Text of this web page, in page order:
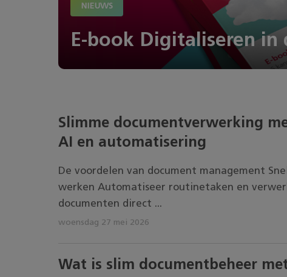
NIEUWS
E-book Digitaliseren
Slimme documentverwerking
AI en automatisering
De voordelen van document management
werken Automatiseer routinetaken en
documenten direct ...
woensdag 27 mei 2026
Wat is slim documentbeheer